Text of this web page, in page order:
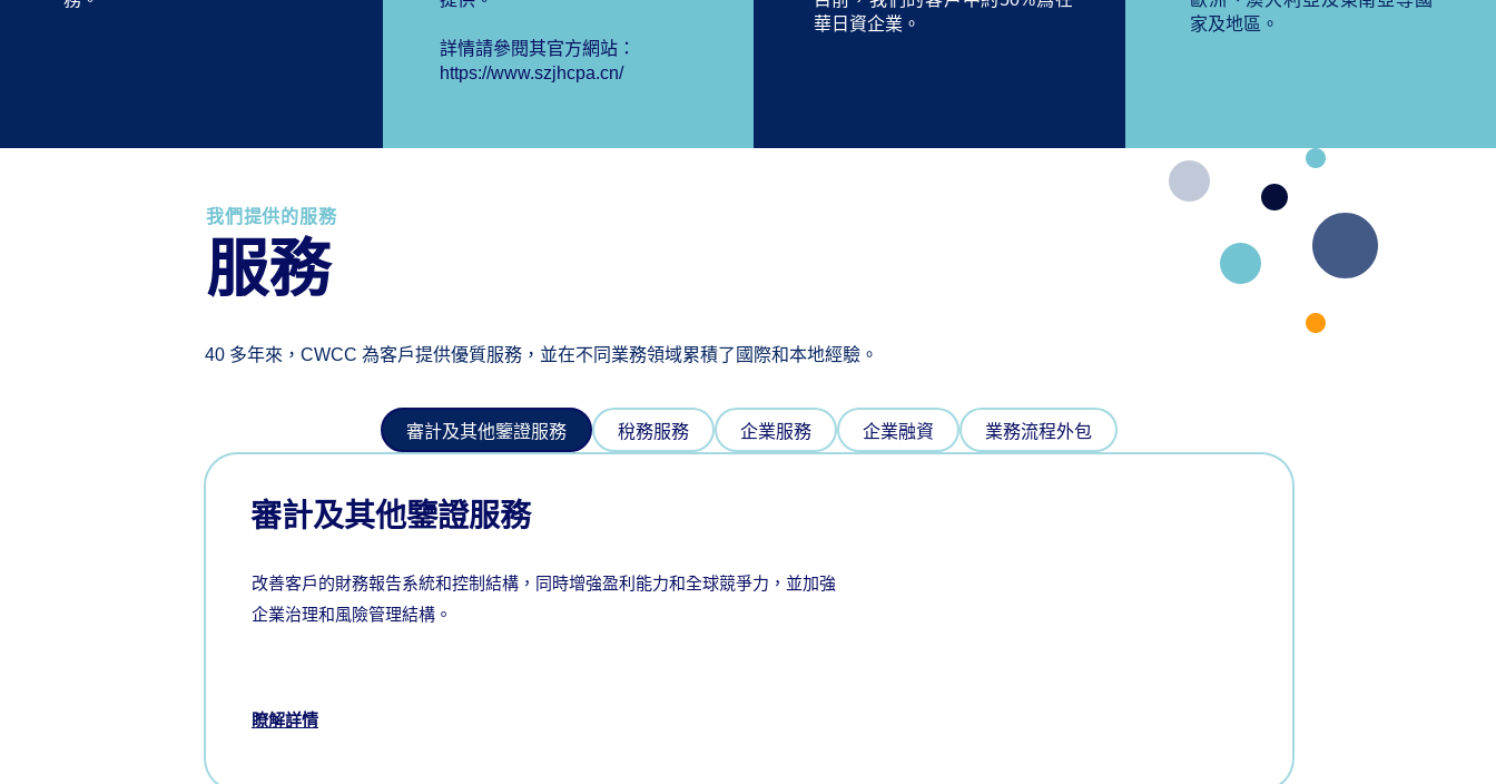
詳情請參閱其官方網站：
https://www.szjhcpa.cn/
華日資企業。
家及地區。
服務
我們提供的服務
40 多年來，CWCC 為客戶提供優質服務，並在不同業務領域累積了國際和本地經驗。
審計及其他鑒證服務 稅務服務 企業服務 企業融資 業務流程外包
審計及其他鑒證服務
改善客戶的財務報告系統和控制結構，同時增強盈利能力和全球競爭力，並加強
企業治理和風險管理結構。
瞭解詳情